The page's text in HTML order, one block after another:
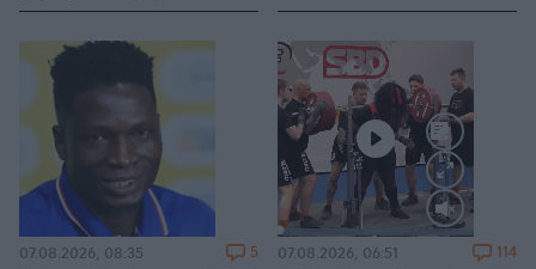
07.08.2026, 08:35 5
Loaded:
100.00%
07.08.2026, 06:51 114